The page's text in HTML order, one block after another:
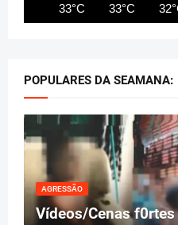
33°C 33°C
POPULARES DA SEAMANA:
AGRESSÃO
Vídeos/Cenas